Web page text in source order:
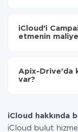
Monitor'ye
olarak, 10-15
iCloud'i
etmenin
Hizmetimiz
diğerine
Apix-Drive'da
var?
iCloud hakkında
iCloud bulut